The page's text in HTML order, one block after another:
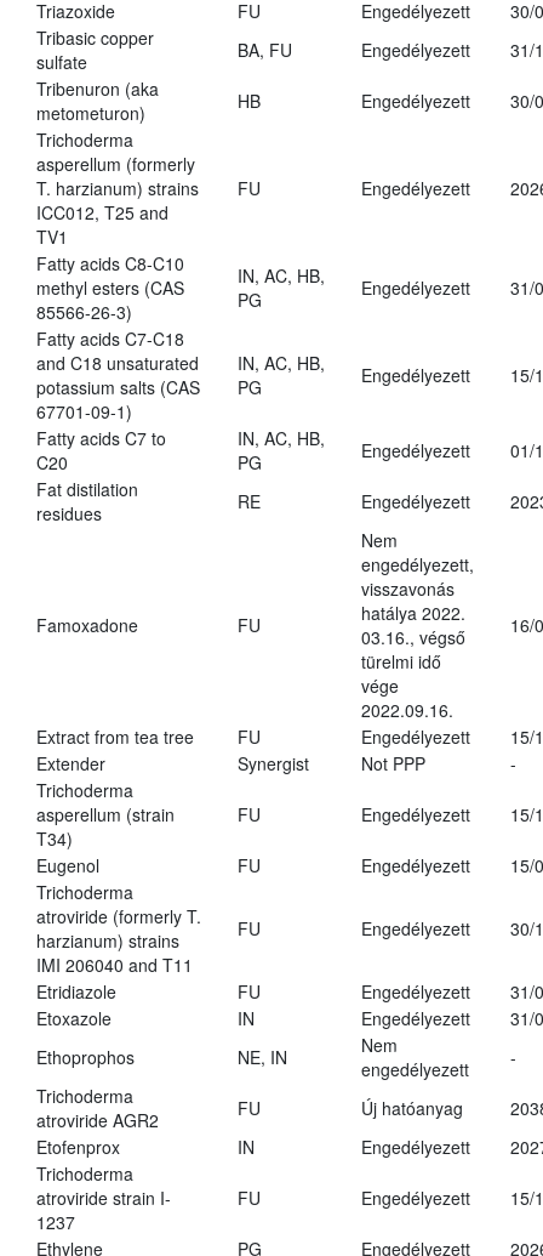
Triazoxide
FU Engedélyezett
30/
Tribasic copper
sulfate
BA, FU Engedélyezett
31/
Tribenuron (aka
metometuron)
HB Engedélyezett
30/
Trichoderma
asperellum (formerly
T. harzianum) strains
ICC012, T25 and
TV1
FU Engedélyezett
Fatty acids C8-C10
methyl esters (CAS
85566-26-3)
IN, AC, HB,
PG
Engedélyezett 31/
Fatty acids C7-C18
and C18 unsaturated
potassium salts (CAS
67701-09-1)
IN, AC, HB,
PG
Engedélyezett 15/
Fatty acids C7 to
C20
IN, AC, HB,
PG
Engedélyezett
01/
Fat distilation
residues
RE Engedélyezett
Famoxadone FU
Nem
engedélyezett,
visszavonás
hatálya 2022.
03.16., végső
türelmi idő
vége
2022.09.16.
16/
Extract from tea tree FU Engedélyezett
15/
Extender
Synergist Not PPP
-
Trichoderma
asperellum (strain
T34)
FU Engedélyezett 15/
Eugenol FU Engedélyezett
15/
Trichoderma
atroviride (formerly T.
harzianum) strains
IMI 206040 and T11
FU Engedélyezett 30/
Etridiazole FU Engedélyezett
31/
Etoxazole
IN Engedélyezett
31/
Ethoprophos
NE, IN
Nem
engedélyezett
-
Trichoderma
atroviride AGR2
FU Új hatóanyag
Etofenprox
IN Engedélyezett
Trichoderma
atroviride strain I-
1237
FU Engedélyezett 15/
Ethylene PG Engedélyezett